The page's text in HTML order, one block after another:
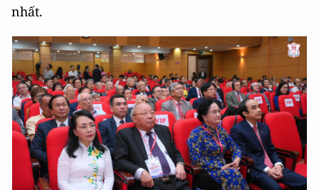
nhất.